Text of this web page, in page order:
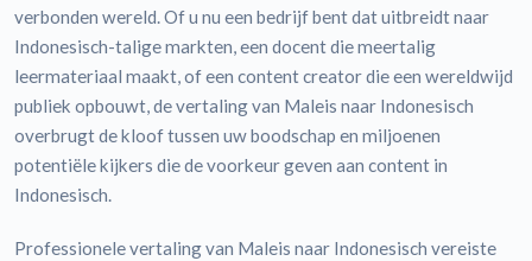
verbonden wereld. Of u nu een bedrijf bent dat uitbreidt naar
Indonesisch-talige markten, een docent die meertalig
leermateriaal maakt, of een content creator die een wereldwijd
publiek opbouwt, de vertaling van Maleis naar Indonesisch
overbrugt de kloof tussen uw boodschap en miljoenen
potentiële kijkers die de voorkeur geven aan content in
Indonesisch.
Professionele vertaling van Maleis naar Indonesisch vereiste